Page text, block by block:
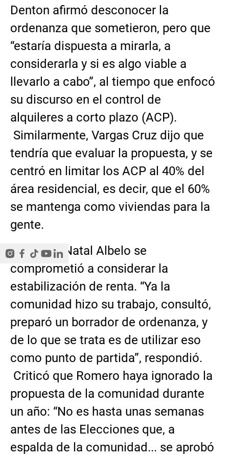
Denton afirmó desconocer la
ordenanza que sometieron, pero que
“estaría dispuesta a mirarla, a
considerarla y si es algo viable a
llevarlo a cabo”, al tiempo que enfocó
su discurso en el control de
alquileres a corto plazo (ACP).
Similarmente, Vargas Cruz dijo que
tendría que evaluar la propuesta, y se
centró en limitar los ACP al 40% del
área residencial, es decir, que el 60%
se mantenga como viviendas para la
gente.
Mientras, Natal Albelo se
comprometió a considerar la
estabilización de renta. “Ya la
comunidad hizo su trabajo, consultó,
preparó un borrador de ordenanza, y
de lo que se trata es de utilizar eso
como punto de partida”, respondió.
Criticó que Romero haya ignorado la
propuesta de la comunidad durante
un año: “No es hasta unas semanas
antes de las Elecciones que, a
espalda de la comunidad... se aprobó